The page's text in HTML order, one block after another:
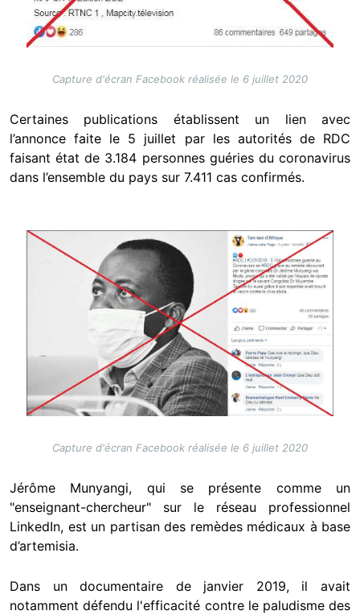
Capture d'écran Facebook réalisée le 6 juillet 2020
Certaines publications établissent un lien avec
l’annonce faite le 5 juillet par les autorités de RDC
faisant état de 3.184 personnes guéries du coronavirus
dans l’ensemble du pays sur 7.411 cas confirmés.
Image
Capture d'écran Facebook réalisée le 6 juillet 2020
Jérôme Munyangi, qui se présente comme un
"enseignant-chercheur" sur le réseau professionnel
LinkedIn, est un partisan des remèdes médicaux à base
d’artemisia.
Dans un documentaire de janvier 2019, il avait
notamment défendu l'efficacité contre le paludisme des